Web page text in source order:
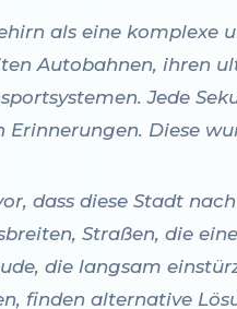
als eine
Autobahnen, ihren
Jede
Diese
dass diese Stadt
Straßen, die
die langsam
finden alternative